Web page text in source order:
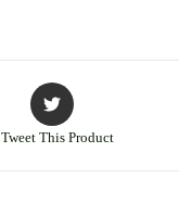
Tweet This Product